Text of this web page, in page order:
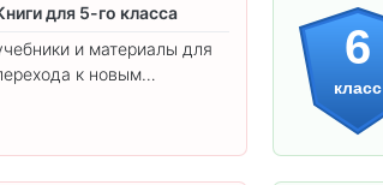
для 5-го класса
и материалы для
к новым
6
класс